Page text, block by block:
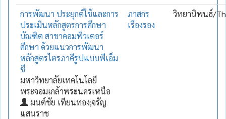
การพัฒนา ประยุกต์ใช้และการ
ประเมินหลักสูตรการศึกษา
บัณฑิต สาขาคอมพิวเตอร์
ศึกษา ด้วยแนวการพัฒนา
หลักสูตรไตรภาคีรูปแบบพีเอ็ม
ซี
มหาวิทยาลัยเทคโนโลยี
พระจอมเกล้าพระนครเหนือ
มนต์ชัย เทียนทอง;จรัญ
แสนราช
ภาสกร
เรืองรอง
วิทยานิพนธ์/